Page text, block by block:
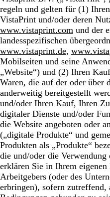
regeln und gelten für (1)
VistaPrint und/oder deren
www.vistaprint.com und der
landesspezifischen
www.vistaprint.de,
Mobilseiten und seine
„Website“) und (2) Ihren
Waren, die auf der oder über
anderweitig bereitgestellt
und/oder Ihren Kauf, Ihren
digitaler Dienste und/oder
die Website angeboten oder
(„digitale Produkte“ und
Produkten als „Produkte“
die und/oder die
erklären Sie in Ihrem
Arbeitgebers (oder des
erbringen), sofern zutreffend,